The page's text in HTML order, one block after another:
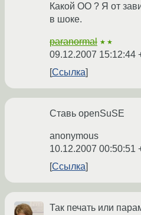
Какой ОО ? Я от
в шоке.
paranormal ★★
09.12.2007 15:12:44
Ссылка
Ставь openSuSE
anonymous
10.12.2007 00:50:51
Ссылка
Так печать или